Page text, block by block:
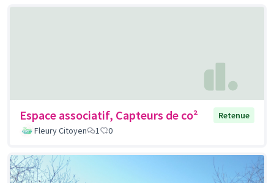
Espace associatif, Capteurs de co²
Retenue
Fleury Citoyen
1 0